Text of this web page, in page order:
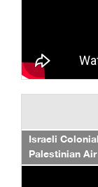
Israeli
Palestinian Air